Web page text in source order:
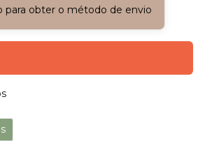
para obter o método de envio